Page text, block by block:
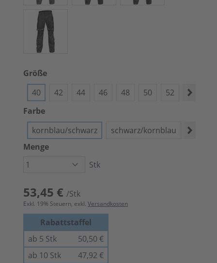
Größe
40
42 44 46 48 50 52 54
Farbe
kornblau/schwarz
schwarz/kornblau
Menge
Stk
53,45 € /Stk
Exkl. 19% Steuern, exkl. Versandkosten
Rabattstaffel
ab 5 Stk
50,50 €
ab 10 Stk
47,92 €